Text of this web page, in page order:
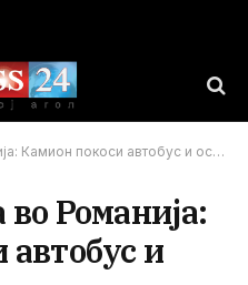
покоси автобус и осум возила
Романија:
и